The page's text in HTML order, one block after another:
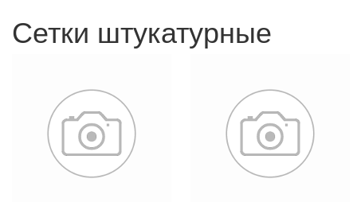
Сетки штукатурные